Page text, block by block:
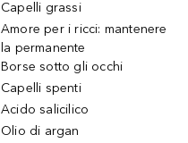
Capelli grassi
Amore per i ricci: mantenere
la permanente
Borse sotto gli occhi
Capelli spenti
Acido salicilico
Olio di argan